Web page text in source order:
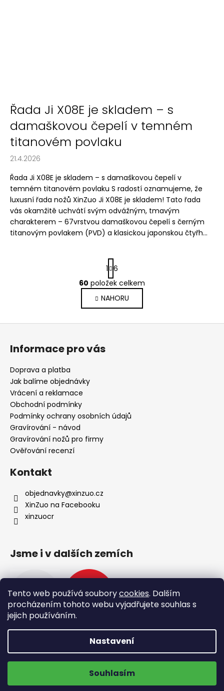
Tento web používá souborycookies. Dalším
procházením tohoto webu vyjadřujete souhlas s
jejich používáním.
Nastavení
Souhlasím
Doprava zdarma na výdejní místa
ZOBRAZIT NOVINKY
Řada Ji X08E je skladem – s
damaškovou čepelí v temném
titanovém povlaku
21.4.2026
Řada Ji X08E je skladem – s damaškovou čepelí v
temném titanovém povlaku S radostí oznamujeme, že
luxusní řada nožů XinZuo Ji X08E je skladem! Tato řada
vás okamžitě uchvátí svým odvážným, tmavým
charakterem – 67vrstvou damaškovou čepelí s černým
titanovým povlakem (PVD) a klasickou japonskou čtyřh...
O
v
l
á
k
y
S
t
r
á
n
k
1 6
60 položek celkem
NAHORU
Z
Informace pro vás
Doprava a platba
Jak balíme objednávky
Vrácení a reklamace
Obchodní podmínky
Podmínky ochrany osobních údajů
Gravírování - návod
Gravírování nožů pro firmy
Ověřování recenzí
Kontakt
objednavky@xinzuo.cz
XinZuo na Facebooku
xinzuocr
Jsme i v dalších zemích
Copyright 2026XinZuo. Všechna práva vyhrazena.
Upravit nastavení cookies